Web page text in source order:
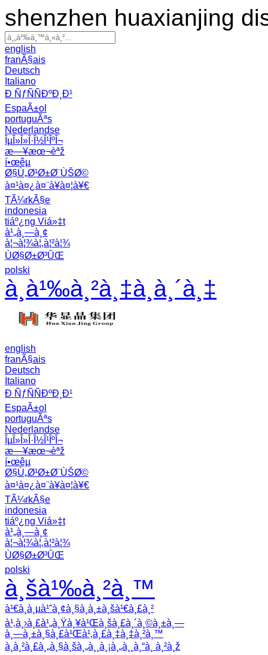
shenzhen huaxianjing
english
franÃ§ais
Deutsch
Italiano
Ð ÑƒÑÑÐºÐ¸Ð¹
EspaÃ±ol
portuguÃªs
Nederlandse
ÎµÎ»Î»Î·Î½Î¹ÎºÎ¬
æ—¥æœ¬èªž
í•œêµ­
Ø§Ù„Ø¹Ø±Ø¨ÙŠØ©
à¤¹à¤¿à¤¨à¥à¤¦à¥€
TÃ¼rkÃ§e
indonesia
tiáº¿ng Viá»‡t
à¹„à¸—à¸¢
à¦¬à¦¾à¦‚à¦²à¦¾
ÙØ§Ø±Ø³ÛŒ
polski
à¸­à¹‰à¸²à¸‡à¸­à¸´à¸‡
english
franÃ§ais
Deutsch
Italiano
Ð ÑƒÑÑÐºÐ¸Ð¹
EspaÃ±ol
portuguÃªs
Nederlandse
ÎµÎ»Î»Î·Î½Î¹ÎºÎ¬
æ—¥æœ¬èªž
í•œêµ­
Ø§Ù„Ø¹Ø±Ø¨ÙŠØ©
à¤¹à¤¿à¤¨à¥à¤¦à¥€
TÃ¼rkÃ§e
indonesia
tiáº¿ng Viá»‡t
à¹„à¸—à¸¢
à¦¬à¦¾à¦‚à¦²à¦¾
ÙØ§Ø±Ø³ÛŒ
polski
à¸šà¹‰à¸²à¸™
à¹€à¸à¸µà¹ˆà¸¢à¸§à¸à¸±à¸šà¹€à¸£à¸²
à¹‚à¸›à¸£à¹„à¸Ÿà¸¥à¹Œà¸šà¸£à¸´à¸©à¸±à¸—
à¸—à¸±à¸§à¸£à¹Œà¹‚à¸£à¸‡à¸‡à¸²à¸™
à¸à¸²à¸£à¸„à¸§à¸šà¸„à¸¸à¸¡à¸„à¸¸à¸“à¸ à¸²à¸ž